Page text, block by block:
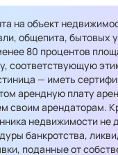
на объект
общепита, бытовых
80 процентов
соответствующую
— иметь
арендную плату
своим арендаторам.
недвижимости не
банкротства,
поданные от